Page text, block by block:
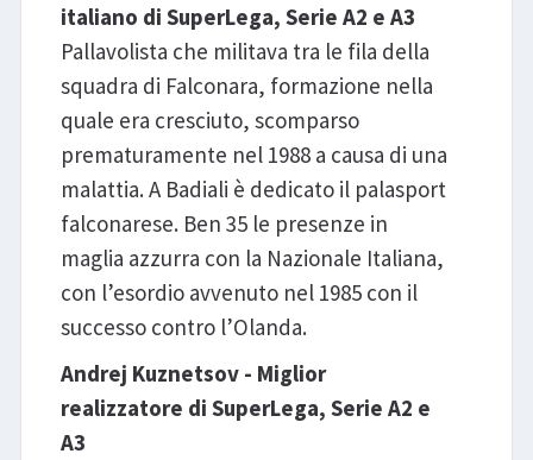
italiano di SuperLega, Serie A2 e A3
Pallavolista che militava tra le fila della
squadra di Falconara, formazione nella
quale era cresciuto, scomparso
prematuramente nel 1988 a causa di una
malattia. A Badiali è dedicato il palasport
falconarese. Ben 35 le presenze in
maglia azzurra con la Nazionale Italiana,
con l’esordio avvenuto nel 1985 con il
successo contro l’Olanda.
Andrej Kuznetsov - Miglior
realizzatore di SuperLega, Serie A2 e
A3